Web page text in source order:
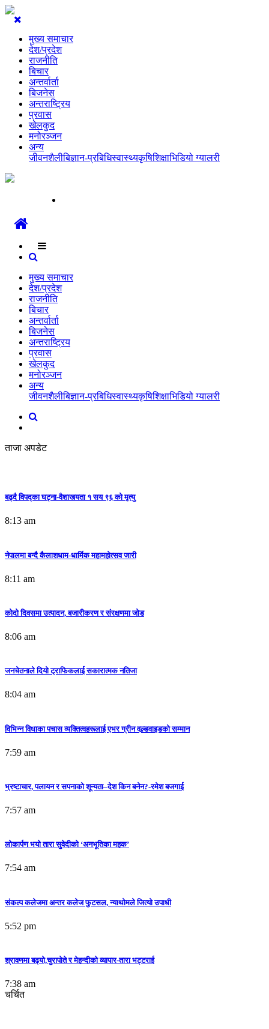
मुख्य समाचार
देश/प्रदेश
राजनीति
बिचार
अन्तर्वार्ता
बिजनेस
अन्तराष्ट्रिय
प्रवास
खेलकुद
मनोरञ्जन
अन्य
जीवनशैलीबिज्ञान-प्रबिधिस्वास्थ्यकृषिशिक्षाभिडियो ग्यालरी
मुख्य समाचार
देश/प्रदेश
राजनीति
बिचार
अन्तर्वार्ता
बिजनेस
अन्तराष्ट्रिय
प्रवास
खेलकुद
मनोरञ्जन
अन्य
जीवनशैलीबिज्ञान-प्रबिधिस्वास्थ्यकृषिशिक्षाभिडियो ग्यालरी
ताजा अपडेट
बढ्दै विपद्का घट्ना-वैशाखयता १ सय ९६ को मृत्यु
8:13 am
नेपालमा बन्दै कैलाशधाम-धार्मिक महामहोत्सव जारी
8:11 am
कोदो दिवसमा उत्पादन, बजारीकरण र संरक्षणमा जोड
8:06 am
जनचेतनाले दियो ट्राफिकलाई सकारात्मक नतिजा
8:04 am
विभिन्न विधाका पचास व्यक्तित्वहरूलाई एभर ग्रीन वल्र्डवाइडको सम्मान
7:59 am
भ्रष्टाचार, पलायन र सपनाको शून्यता–देश किन बनेन?-रमेश बजगाई
7:57 am
लोकार्पण भयो तारा सुवेदीको ‘अनभूतिका महक’
7:54 am
संकल्प कलेजमा अन्तर कलेज फुटसल, न्याथोमले जित्यो उपाधी
5:52 pm
श्रावणमा बढ्यो,चुरापोते र मेहन्दीको व्यापार-तारा भट्टराई
7:38 am
चर्चित